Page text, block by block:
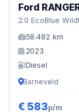
Ford
2.0 EcoBlue
58.482 km
2023
Diesel
Barneveld
€ 583p/m